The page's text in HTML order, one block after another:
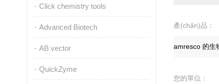
Click chemistry tools
Advanced Biotech
AB vector
QuickZyme
產(chǎn)品：
您的單位：